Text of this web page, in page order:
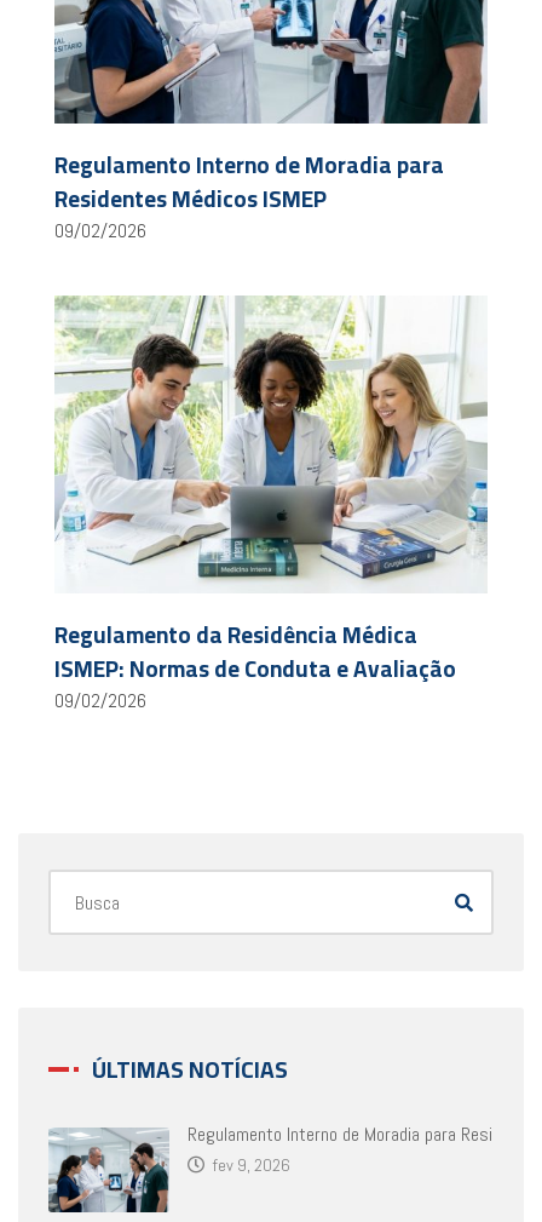
Regulamento Interno de Moradia para
Residentes Médicos ISMEP
09/02/2026
Regulamento da Residência Médica
ISMEP: Normas de Conduta e Avaliação
09/02/2026
ÚLTIMAS NOTÍCIAS
Regulamento Interno de Moradia para Resi
fev 9, 2026